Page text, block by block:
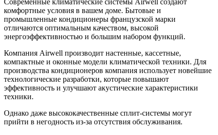
комфортные условия в вашем доме. Бытовые и
промышленные кондиционеры французской марки
отличаются оптимальным качеством, высокой
энергоэффективностью и большим набором функций.
Компания Airwell производит настенные, кассетные,
компактные и оконные модели климатической техники. Для
производства кондиционеров компания использует новейшие
технологические разработки, которые повышают
эффективность и улучшают акустические характеристики
техники.
Однако даже высококачественные сплит-системы могут
прийти в негодность из-за отсутствия обслуживания.